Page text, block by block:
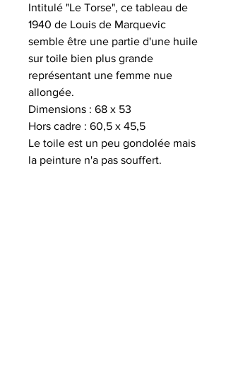
Intitulé "Le Torse", ce tableau de
1940 de Louis de Marquevic
semble être une partie d'une huile
sur toile bien plus grande
représentant une femme nue
allongée.
Dimensions : 68 x 53
Hors cadre : 60,5 x 45,5
Le toile est un peu gondolée mais
la peinture n'a pas souffert.